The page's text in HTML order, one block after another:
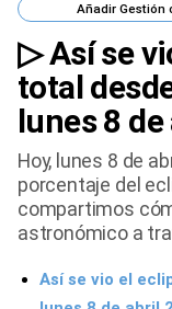
Mi Bolsillo
Respuestas
Gente
Vida Laboral
Tendencias Mix
Sports
AñadirGestión
▷ Así se
total
lunes 8
Hoy, lunes 8 de
porcentaje del
compartimos
astronómico a
Así se vio el